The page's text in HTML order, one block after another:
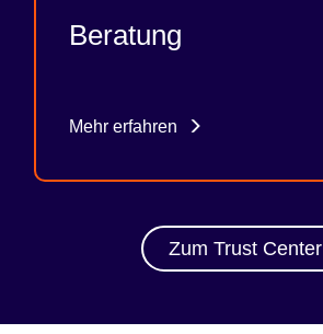
Beratung
Mehr erfahren
Zum Trust Center